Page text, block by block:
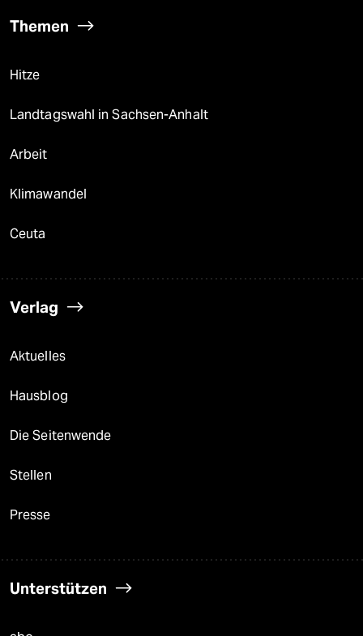
Themen
Hitze
Landtagswahl in Sachsen-Anhalt
Arbeit
Klimawandel
Ceuta
Verlag
Aktuelles
Hausblog
Die Seitenwende
Stellen
Presse
Unterstützen